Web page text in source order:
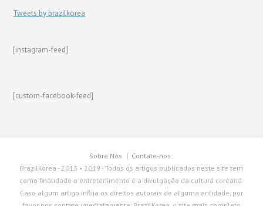
Tweets by brazilkorea
[instagram-feed]
[custom-facebook-feed]
Sobre Nós
Contate-nos
BrazilKorea - 2013 • 2019 - Todos os artigos publicados neste site tem
como finalidade o entretenimento e a divulgação da cultura coreana.
Caso algum artigo inflija os direitos autorais de alguma entidade, por